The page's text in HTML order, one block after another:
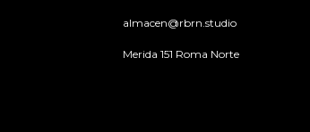
almacen@rbrn.studio
Merida 151 Roma Norte